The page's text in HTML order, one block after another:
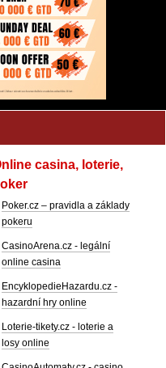
casina, loterie,
Poker.cz – pravidla a základy
pokeru
CasinoArena.cz - legální
online casina
EncyklopedieHazardu.cz -
hazardní hry online
Loterie-tikety.cz - loterie a
losy online